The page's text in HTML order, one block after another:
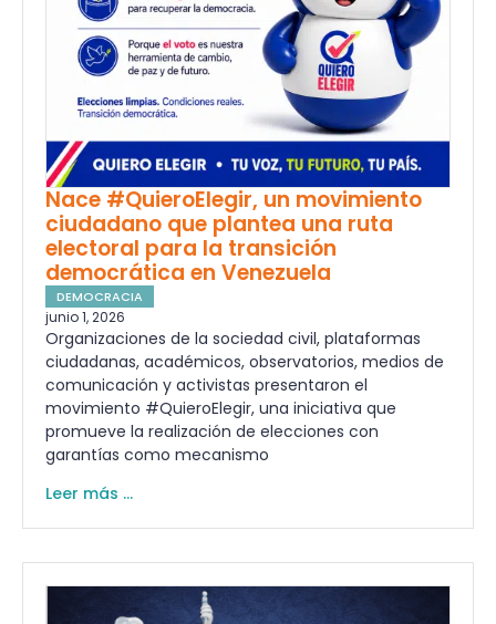
Nace #QuieroElegir, un movimiento
ciudadano que plantea una ruta
electoral para la transición
democrática en Venezuela
DEMOCRACIA
junio 1, 2026
Organizaciones de la sociedad civil, plataformas
ciudadanas, académicos, observatorios, medios de
comunicación y activistas presentaron el
movimiento #QuieroElegir, una iniciativa que
promueve la realización de elecciones con
garantías como mecanismo
Leer más ...